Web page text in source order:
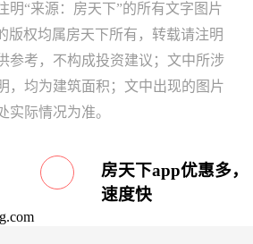
明“来源：房天下”的所有文字图片
版权均属房天下所有，转载请注明
参考，不构成投资建议；文中所涉
，均为建筑面积；文中出现的图片
实际情况为准。
房天下app优惠多，
速度快